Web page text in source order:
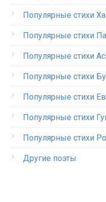
Популярные стихи
Популярные стихи
Популярные стихи
Популярные стихи
Популярные стихи
Популярные стихи
Популярные стихи
Другие поэты